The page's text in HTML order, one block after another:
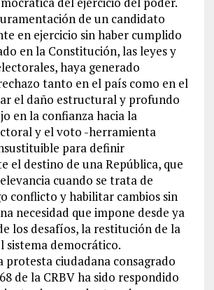
de un candidato
en ejercicio sin haber cumplido
en la Constitución, las leyes y
haya generado
tanto en el país como en el
el daño estructural y profundo
en la confianza hacia la
y el voto -herramienta
para definir
el destino de una República, que
cuando se trata de
conflicto y habilitar cambios sin
necesidad que impone desde ya
los desafíos, la restitución de la
sistema democrático.
protesta ciudadana consagrado
de la CRBV ha sido respondido